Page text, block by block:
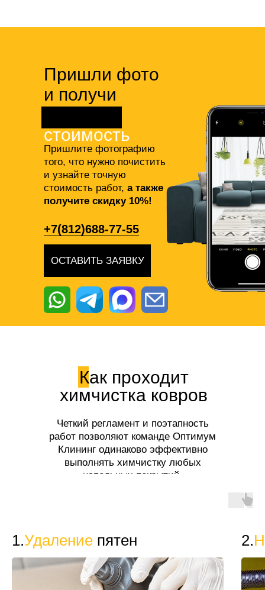
Пришлите фотографию
того, что нужно почистить
и узнайте точную
стоимость работ, а также
получите скидку 10%!
Пришли фото
и получи
стоимость
ОСТАВИТЬ ЗАЯВКУ
+7(812)688-77-55
Как проходит
химчистка ковров
Четкий регламент и поэтапность
работ позволяют команде Оптимум
Клининг одинаково эффективно
выполнять химчистку любых
напольных покрытий.
1.Удаление пятен 2.